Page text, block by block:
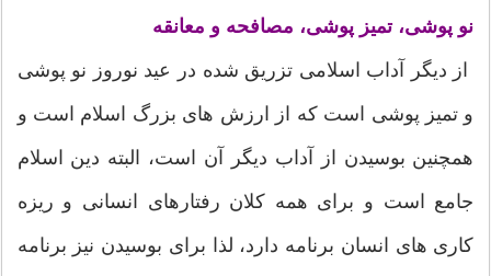
نو پوشی، تمیز پوشی، مصافحه و معانقه
از دیگر آداب اسلامی تزریق شده در عید نوروز نو پوشی
و تمیز پوشی است که از ارزش های بزرگ اسلام است و
همچنین بوسیدن از آداب دیگر آن است، البته دین اسلام
جامع است و برای همه کلان رفتارهای انسانی و ریزه
کاری های انسان برنامه دارد، لذا برای بوسیدن نیز برنامه